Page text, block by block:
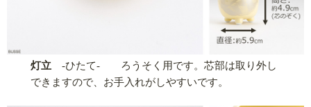
灯立 -ひたて- ろうそく用です。芯部は取り外し
できますので、お手入れがしやすいです。